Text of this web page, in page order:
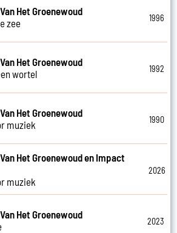
Het Groenewoud
zee
1996
Het Groenewoud
wortel
1992
Het Groenewoud
muziek
1990
Het Groenewoud en Impact
muziek
2026
Het Groenewoud
2023